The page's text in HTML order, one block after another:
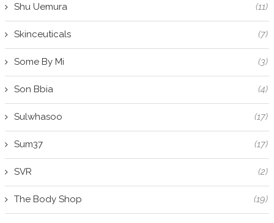
Shu Uemura (11)
Skinceuticals (7)
Some By Mi (3)
Son Bbia (4)
Sulwhasoo (17)
Sum37 (17)
SVR (2)
The Body Shop (19)